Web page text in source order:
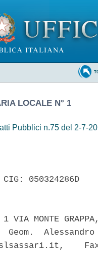
LOCALE N° 1
Pubblici n.75 del 2-7-
CIG: 050324286D
VIA MONTE
Geom.
Fax